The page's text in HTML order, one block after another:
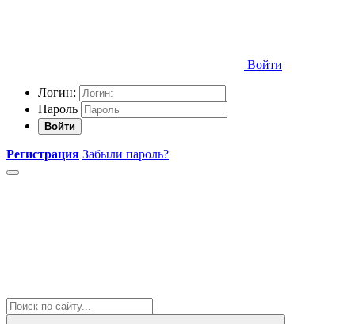
Войти
Логин:
Пароль
Войти
Регистрация Забыли пароль?